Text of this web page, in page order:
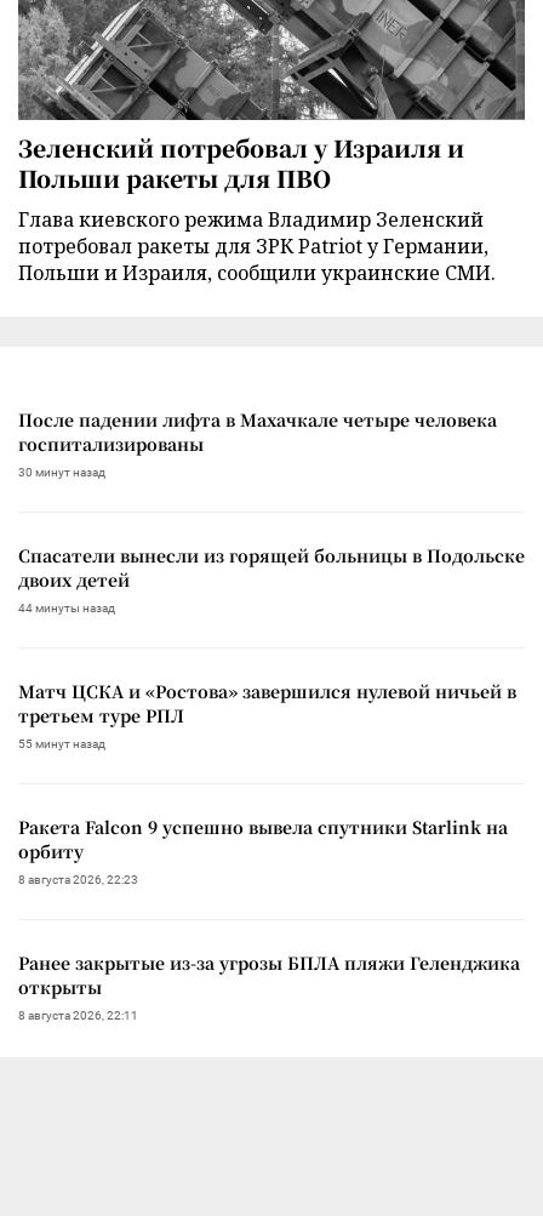
Зеленский потребовал у Израиля и
Польши ракеты для ПВО
Глава киевского режима Владимир Зеленский
потребовал ракеты для ЗРК Patriot у Германии,
Польши и Израиля, сообщили украинские СМИ.
После падении лифта в Махачкале четыре человека
госпитализированы
30 минут назад
Спасатели вынесли из горящей больницы в Подольске
двоих детей
44 минуты назад
Матч ЦСКА и «Ростова» завершился нулевой ничьей в
третьем туре РПЛ
55 минут назад
Ракета Falcon 9 успешно вывела спутники Starlink на
орбиту
8 августа 2026, 22:23
Ранее закрытые из-за угрозы БПЛА пляжи Геленджика
открыты
8 августа 2026, 22:11